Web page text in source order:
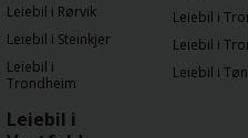
Leiebil i Rørvik
Leiebil i Steinkjer
Leiebil i
Trondheim
Leiebil i
Leiebil i
Leiebil i
Leiebil i